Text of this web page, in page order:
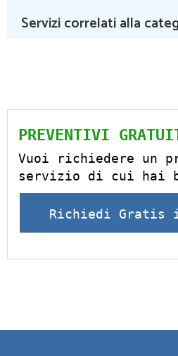
Servizi correlati alla
PREVENTIVI
Vuoi richiedere un
servizio di cui hai
Richiedi Gratis